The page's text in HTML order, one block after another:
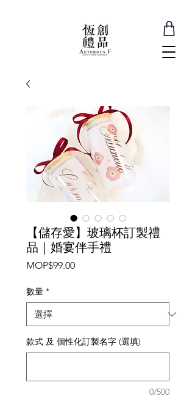
【儲存愛】玻璃杯訂製禮
品｜婚宴伴手禮
MOP$99.00價
數量 *
款式 及 個性化訂製名字 (選填)
0/500